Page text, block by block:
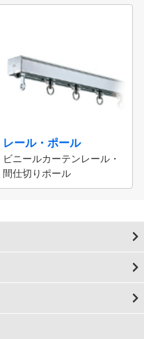
レール・ポール
ビニールカーテンレール・
間仕切りポール